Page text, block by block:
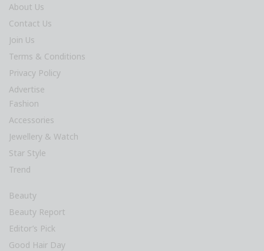
About Us
Contact Us
Join Us
Terms & Conditions
Privacy Policy
Advertise
Fashion
Accessories
Jewellery & Watch
Star Style
Trend
Beauty
Beauty Report
Editor’s Pick
Good Hair Day